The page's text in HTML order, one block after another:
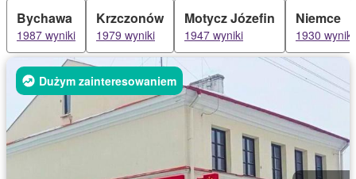
Bychawa
1987 wyniki
Krzczonów
1979 wyniki
Motycz Józefin
1947 wyniki
Niemce
1930 wyniki
Dużym zainteresowaniem